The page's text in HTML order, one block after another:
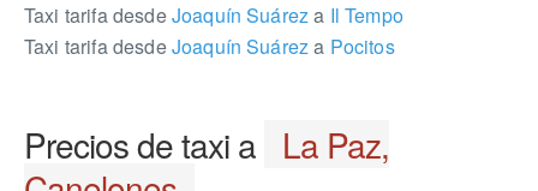
Taxi tarifa desdeJoaquín Suáreza Il Tempo
Taxi tarifa desdeJoaquín Suáreza Pocitos
Precios de taxi a La Paz,